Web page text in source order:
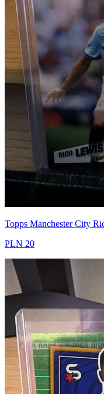
Topps Manchester City
PLN 20